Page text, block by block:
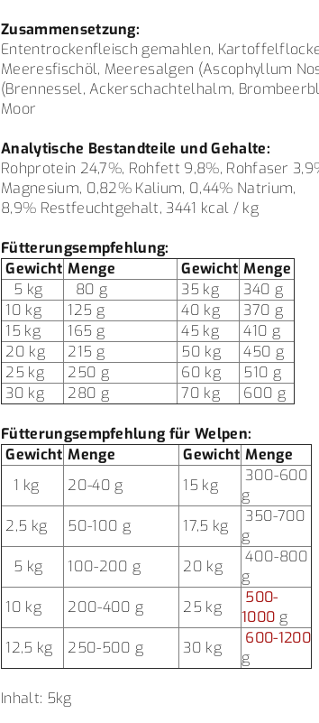
Zusammensetzung:
Ententrockenfleisch gemahlen,
Meeresfischöl, Meeresalgen (Ascophyllum
(Brennessel, Ackerschachtelhalm,
Moor
Analytische Bestandteile und Gehalte:
Rohprotein 24,7%, Rohfett 9,8%, Rohfaser
Magnesium, 0,82% Kalium, 0,44% Natrium,
8,9% Restfeuchtgehalt, 3441 kcal / kg
Fütterungsempfehlung:
Gewicht Menge Gewicht Menge
5 kg
80 g 35 kg
340 g
10 kg
125 g 40 kg
370 g
15 kg
165 g 45 kg
410 g
20 kg
215 g 50 kg
450 g
25 kg
250 g 60 kg
510 g
30 kg
280 g 70 kg 600 g
Fütterungsempfehlung für Welpen:
Gewicht Menge Gewicht Menge
1 kg
20-40 g 15 kg
300-600
g
2,5 kg
50-100 g 17,5 kg
350-700
g
5 kg
100-200 g 20 kg
400-800
g
10 kg
200-400 g 25 kg
500-
1000 g
12,5 kg
250-500 g 30 kg
600-1200
g
Inhalt: 5kg